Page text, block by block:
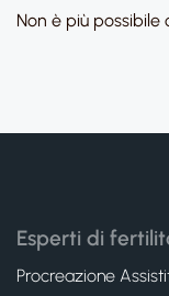
Non è più possibile
Esperti di
Procreazione